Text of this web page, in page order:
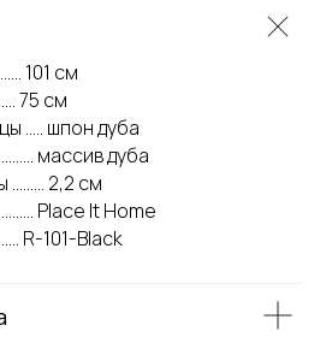
101 см
75 см
..... шпон дуба
массив дуба
2,2 см
Place It Home
R-101-Black